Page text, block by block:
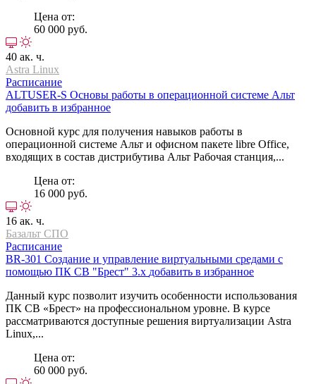
Цена от:
60 000 руб.
40 ак. ч.
Astra Linux
Расписание
ALTUSER-S Основы работы в операционной системе Альт
добавить в избранное
Основной курс для получения навыков работы в
операционной системе Альт и офисном пакете libre Office,
входящих в состав дистрибутива Альт Рабочая станция,...
Цена от:
16 000 руб.
16 ак. ч.
Базальт СПО
Расписание
BR-301 Создание и управление виртуальными средами с
помощью ПК СВ "Брест" 3.х добавить в избранное
Данный курс позволит изучить особенности использования
ПК СВ «Брест» на профессиональном уровне. В курсе
рассматриваются доступные решения виртуализации Astra
Linux,...
Цена от:
60 000 руб.